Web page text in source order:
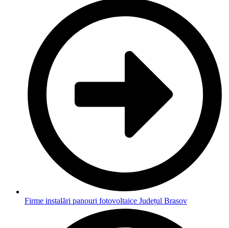
Firme instalări panouri fotovoltaice Județul Brasov